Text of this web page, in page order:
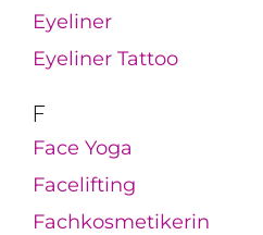
Eyeliner
Eyeliner Tattoo
F
Face Yoga
Facelifting
Fachkosmetikerin